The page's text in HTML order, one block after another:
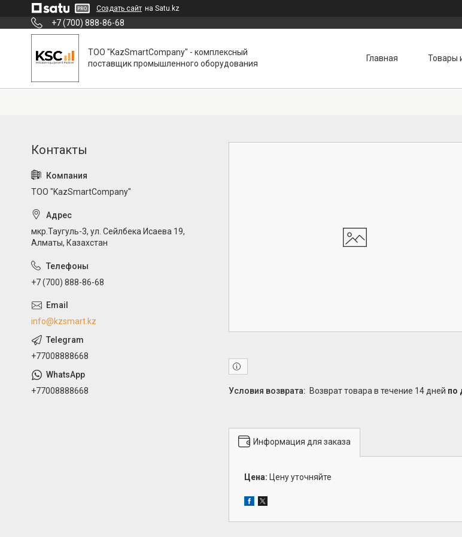
Создать сайт на Satu.kz
+7 (700) 888-86-68
ТОО "KazSmartCompany" - комплексный
поставщик промышленного оборудования
Главная Товары
возврат товара в течение 14 дней по
Информация для заказа
Цена: Цену уточняйте
ТОО "KazSmartCompany"
мкр.Таугуль-3, ул. Сейлбека Исаева 19,
Алматы, Казахстан
+7 (700) 888-86-68
info@kzsmart.kz
+77008888668
+77008888668